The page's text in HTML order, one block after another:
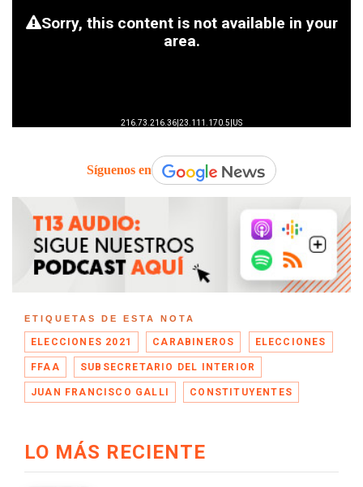
Síguenos en
ETIQUETAS DE ESTA NOTA
ELECCIONES 2021 CARABINEROS ELECCIONES
FFAA SUBSECRETARIO DEL INTERIOR
JUAN FRANCISCO GALLI CONSTITUYENTES
LO MÁS RECIENTE